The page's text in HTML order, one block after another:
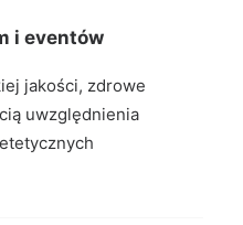
i eventów
jakości, zdrowe
uwzględnienia